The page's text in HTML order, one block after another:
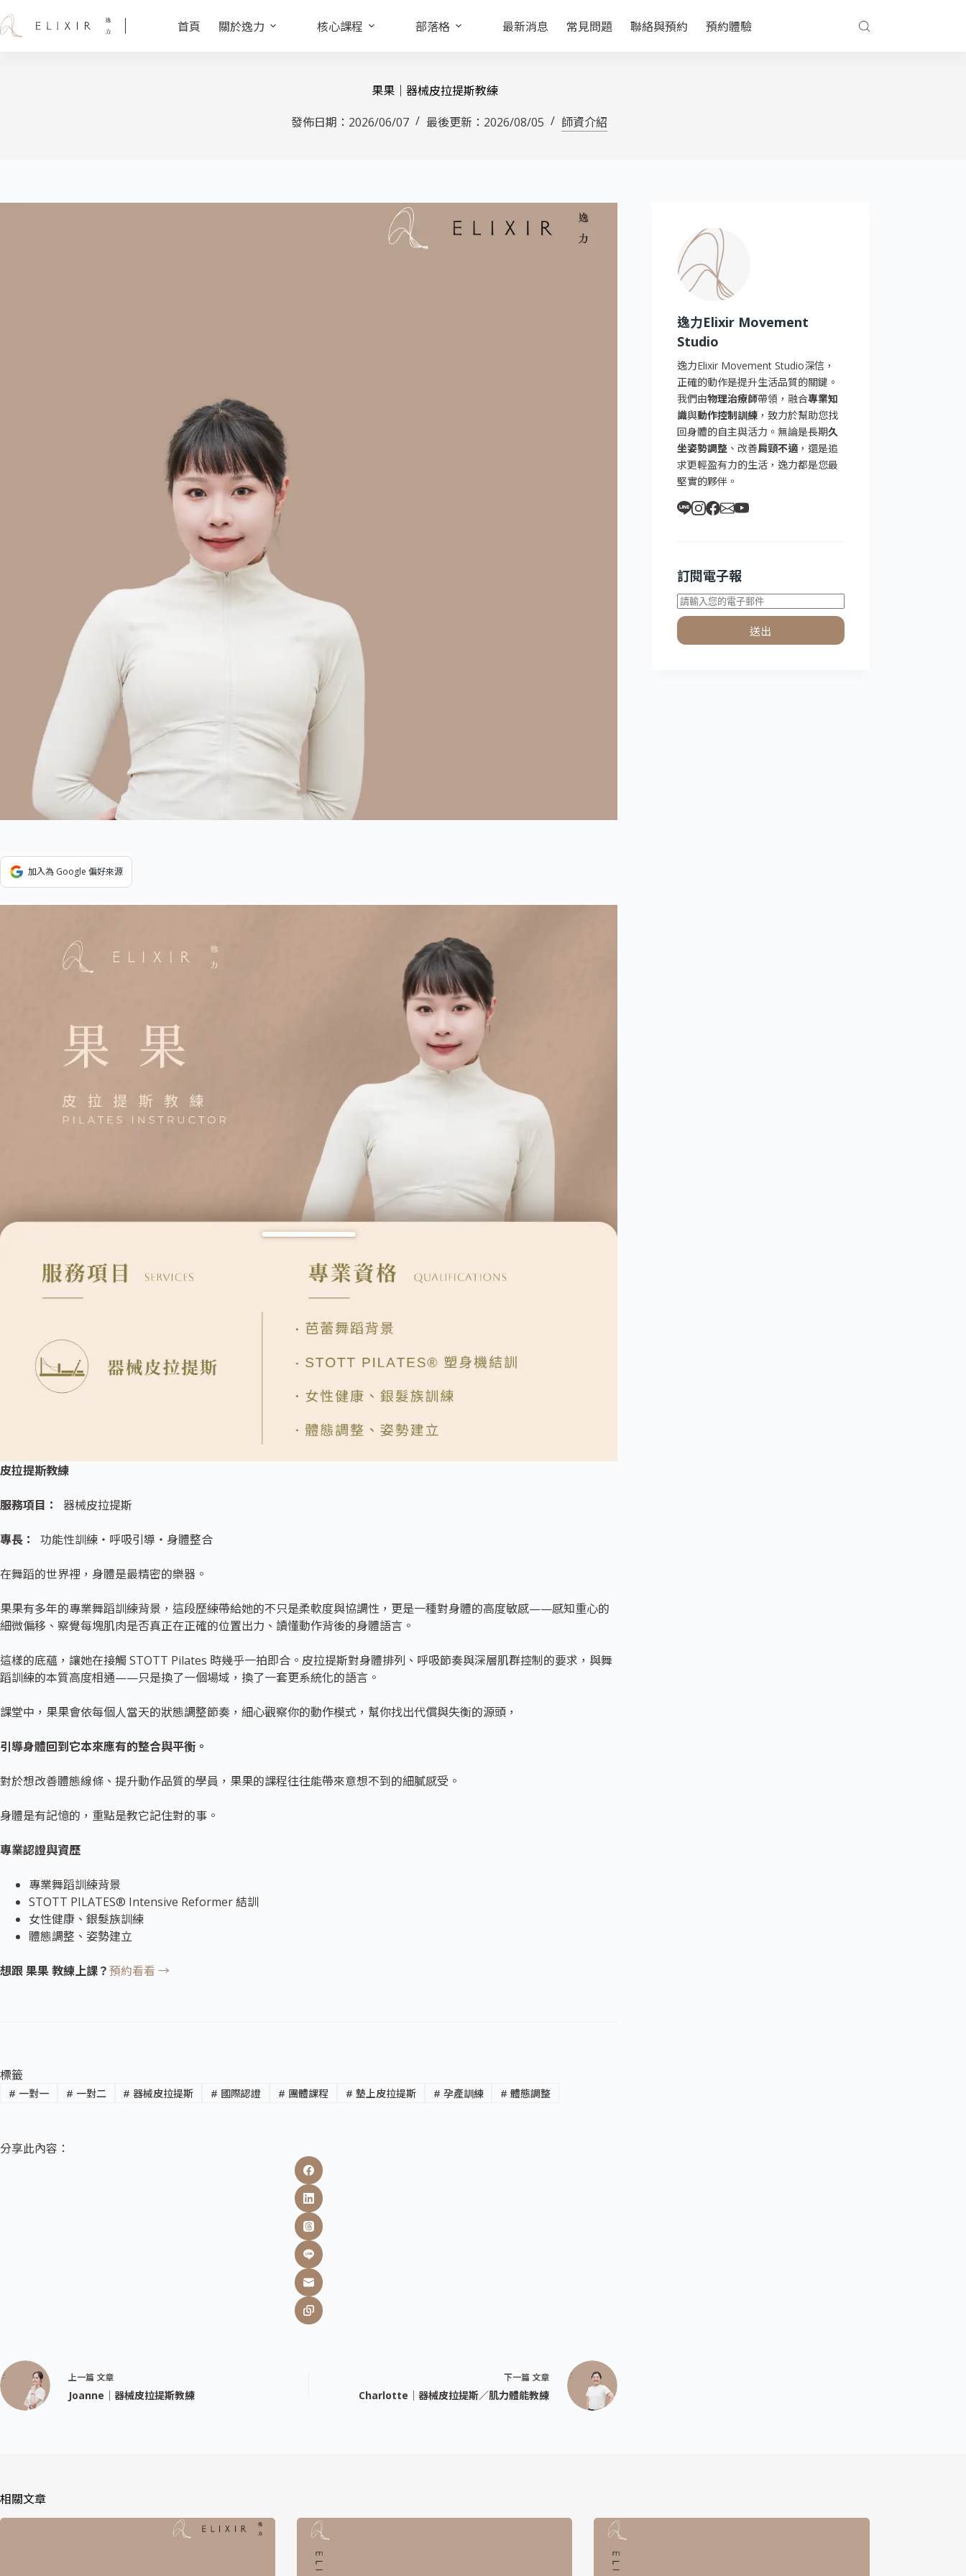
首頁 關於逸力 核心課程 部落格 最新消息 常見問題 聯絡與預約 預約體驗
果果｜器械皮拉提斯教練
發佈日期： 2026/06/07 最後更新： 2026/08/05 師資介紹
加入為 Google 偏好來源
皮拉提斯教練
服務項目： 器械皮拉提斯
專長： 功能性訓練・呼吸引導・身體整合
在舞蹈的世界裡，身體是最精密的樂器。
果果有多年的專業舞蹈訓練背景，這段歷練帶給她的不只是柔軟度與協調性，更是一種對身體的高度敏感——感知重心的
細微偏移、察覺每塊肌肉是否真正在正確的位置出力、讀懂動作背後的身體語言。
這樣的底蘊，讓她在接觸 STOTT Pilates 時幾乎一拍即合。皮拉提斯對身體排列、呼吸節奏與深層肌群控制的要求，與舞
蹈訓練的本質高度相通——只是換了一個場域，換了一套更系統化的語言。
課堂中，果果會依每個人當天的狀態調整節奏，細心觀察你的動作模式，幫你找出代償與失衡的源頭，
引導身體回到它本來應有的整合與平衡。
對於想改善體態線條、提升動作品質的學員，果果的課程往往能帶來意想不到的細膩感受。
身體是有記憶的，重點是教它記住對的事。
專業認證與資歷
專業舞蹈訓練背景
STOTT PILATES® Intensive Reformer 結訓
女性健康、銀髮族訓練
體態調整、姿勢建立
想跟 果果 教練上課？預約看看 →
標籤
# 一對一 # 一對二 # 器械皮拉提斯 # 國際認證 # 團體課程 # 墊上皮拉提斯 # 孕產訓練 # 體態調整
分享此內容：
上一篇 文章
Joanne｜器械皮拉提斯教練
下一篇 文章
Charlotte｜器械皮拉提斯／肌力體能教練
逸力Elixir Movement
Studio
逸力Elixir Movement Studio深信，
正確的動作是提升生活品質的關鍵。
我們由物理治療師帶領，融合專業知
識與動作控制訓練 ，致力於幫助您找
回身體的自主與活力。無論是長期久
坐姿勢調整 、改善肩頸不適 ，還是追
求更輕盈有力的生活，逸力都是您最
堅實的夥伴。
訂閱電子報
送出
相關文章